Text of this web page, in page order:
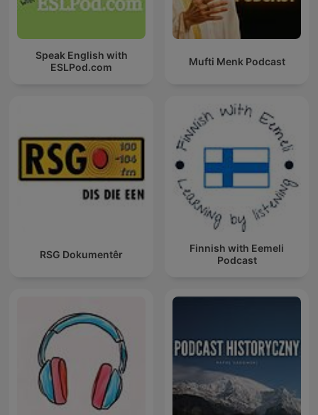
Speak English with
ESLPod.com
Mufti Menk Podcast
RSG Dokumentêr
Finnish with Eemeli
Podcast